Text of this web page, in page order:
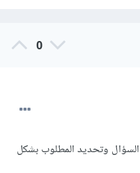
0
وتحديد المطلوب بشكل